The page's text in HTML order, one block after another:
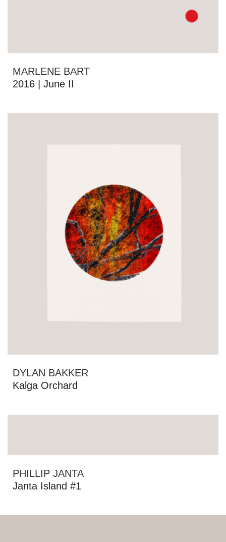
MARLENE BART
2016 | June II
DYLAN BAKKER
Kalga Orchard
PHILLIP JANTA
Janta Island #1